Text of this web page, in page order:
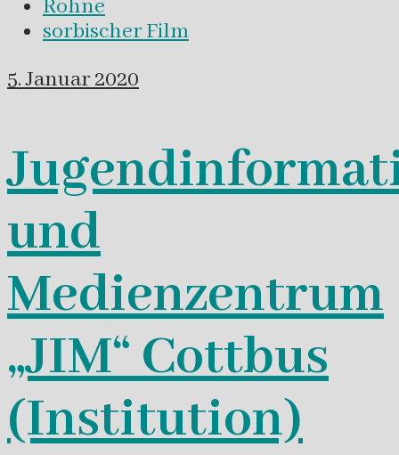
Rohne
sorbischer Film
5. Januar 2020
und
Medienzentrum
„JIM“ Cottbus
(Institution)